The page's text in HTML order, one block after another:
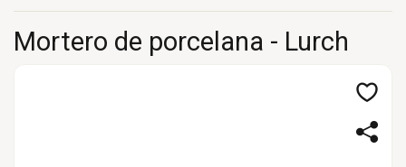
Mortero de porcelana - Lurch